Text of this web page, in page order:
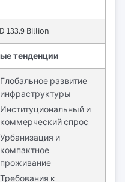
133.9 Billion
тенденции
Глобальное развитие
инфраструктуры
Институциональный и
коммерческий спрос
Урбанизация и
компактное
проживание
Требования к